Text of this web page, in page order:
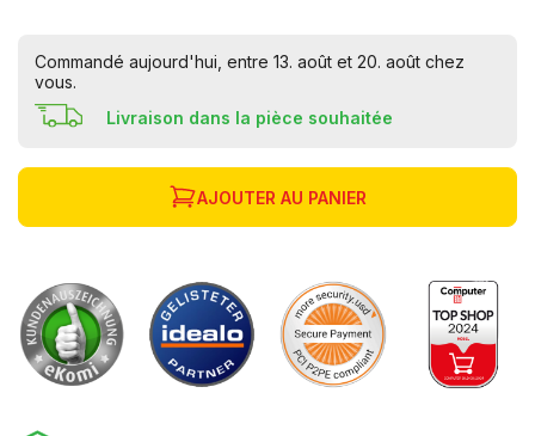
Commandé aujourd'hui, entre 13. août et 20. août chez
vous.
Livraison dans la pièce souhaitée
AJOUTER AU PANIER